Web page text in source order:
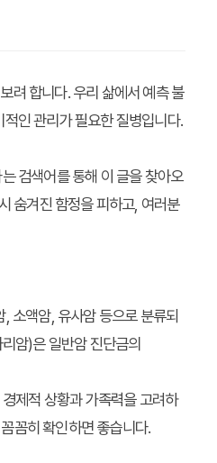
려 합니다. 우리 삶에서 예측 불
인 관리가 필요한 질병입니다.
검색어를 통해 이 글을 찾아오
숨겨진 함정을 피하고, 여러분
소액암, 유사암 등으로 분류되
암)은 일반암 진단금의
제적 상황과 가족력을 고려하
꼼히 확인하면 좋습니다.